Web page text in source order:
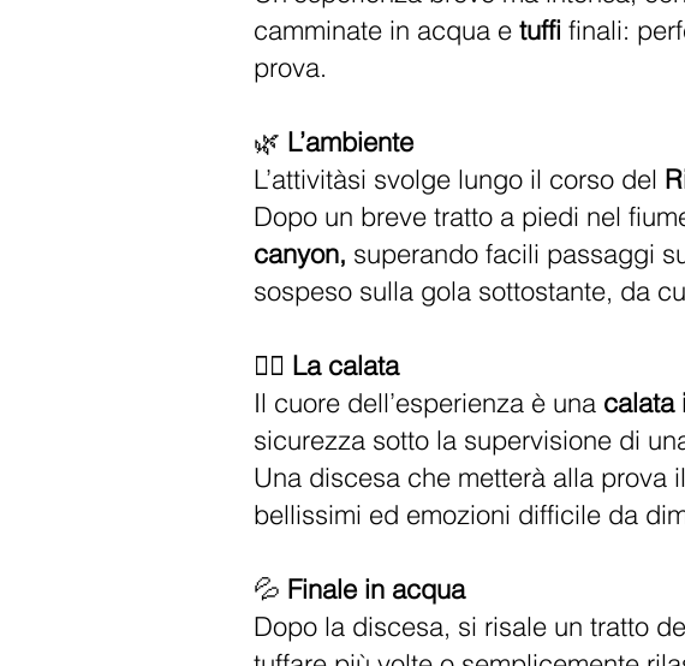
camminate in acqua e tuffi finali:
prova.
🌿 L’ambiente
L’attivitàsi svolge lungo il corso del
Dopo un breve tratto a piedi nel
canyon, superando facili passaggi
sospeso sulla gola sottostante, da
🧗‍♀️ La calata
Il cuore dell’esperienza è una calata
sicurezza sotto la supervisione di
Una discesa che metterà alla prova
bellissimi ed emozioni difficile da
💦 Finale in acqua
Dopo la discesa, si risale un tratto